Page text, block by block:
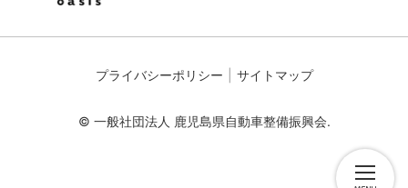
プライバシーポリシー サイトマップ
© 一般社団法人 鹿児島県自動車整備振興会.